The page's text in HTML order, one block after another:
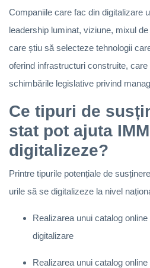
Companiile care fac din digitalizare
leadership luminat, viziune, mixul
care știu să selecteze tehnologii
oferind infrastructuri construite,
schimbările legislative privind
Ce tipuri de
stat pot ajuta
digitalizeze?
Printre tipurile potențiale de
urile să se digitalizeze la nivel
Realizarea unui catalog
digitalizare
Realizarea unui catalog